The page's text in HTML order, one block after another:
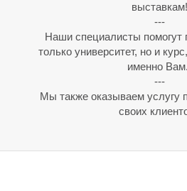
выставкам!
---
Наши специалисты помогут
только университет, но и
именно Вам.
---
Мы также оказываем услугу
своих